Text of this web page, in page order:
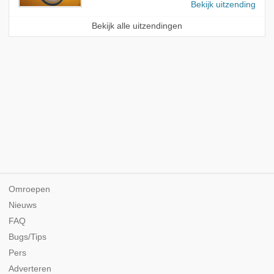
Bekijk uitzending
Bekijk alle uitzendingen
Omroepen
Nieuws
FAQ
Bugs/Tips
Pers
Adverteren